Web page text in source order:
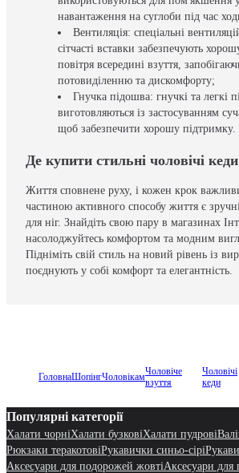
навантаження на суглоби під час
Вентиляція: спеціальні
сітчасті вставки забезпечують
повітря всередині взуття,
потовиділенню та дискомфорту;
Гнучка підошва: гнучкі та легкі
виготовляються із застосуванням
щоб забезпечити хорошу підтримку.
Де купити стильні чоловічі
Життя сповнене руху, і кожен крок
частиною активного способу життя є
для ніг. Знайдіть свою пару в магазинах
насолоджуйтесь комфортом та модним
Підніміть свій стиль на новий рівень із
поєднують у собі комфорт та елегантність.
ГоловнаШопінгЧоловікамЧоловіче
взуття
Чоловічі
кеди
Популярні категорії
Халати чорніХалати бузковіХалати пудрові
Рюкзаки теракотовіРукавички синьо-сірі
Аксесуари для подорожей жовтіАксесуари для